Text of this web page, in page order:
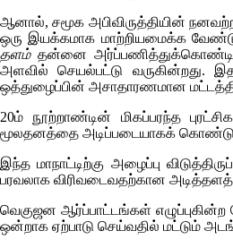
ஆனால், சமூக அபிவிருத்தியின்
ஒரு இயக்கமாக மாற்றியமைக்க
தளம்தன்னை
அளவில் செயல்பட்டு வருகின்றது.
ஒத்துழைப்பின் அசாதாரணமான
20ம் நூற்றாண்டின் மிகப்பரந்த
மூலதனத்தை அடிப்படையாகக் கொண்டு
இந்த மாநாட்டிற்கு அழைப்பு
பரவலாக விரிவடைவதற்கான
வெகுஜன ஆர்ப்பாட்டங்கள்
ஒன்றாக ஏற்பாடு செய்வதில் மட்டும்